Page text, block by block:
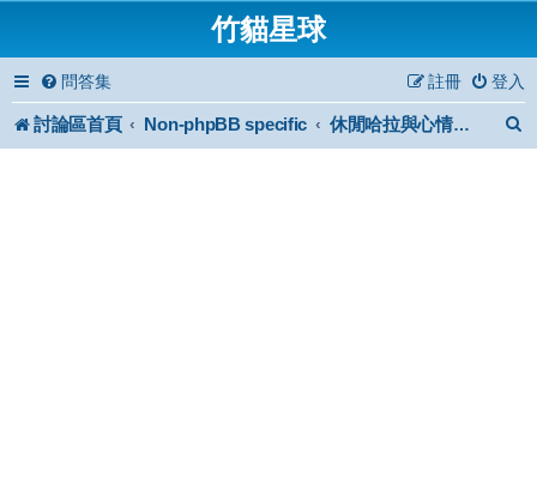
竹貓星球
問答集 登入
註冊
討論區首頁 Non-phpBB specific 休閒哈拉與心情小品